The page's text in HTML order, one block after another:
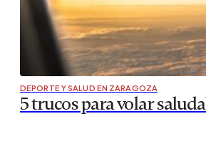
DEPORTE Y SALUD EN ZARAGOZA
5 trucos para volar